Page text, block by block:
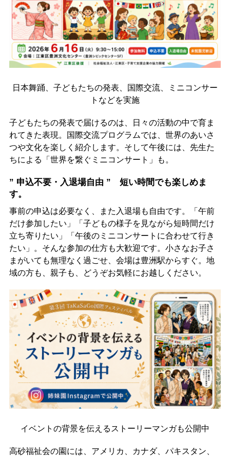
日本舞踊、子どもたちの発表、国際交流、ミニコンサー
トなどを実施
子どもたちの発表で届けるのは、日々の活動の中で育ま
れてきた表現。国際交流プログラムでは、世界のあいさ
つや文化を楽しく紹介します。そして午後には、先生た
ちによる「世界を繋ぐミニコンサート」も。
” 申込不要・入退場自由 ” 短い時間でも楽しめま
す。
事前の申込は必要なく、また入退場も自由です。「午前
だけ参加したい」「子どもの様子を見ながら短時間だけ
立ち寄りたい」「午後のミニコンサートに合わせて行き
たい」。そんな参加の仕方も大歓迎です。小さなお子さ
まがいても無理なく過ごせ、会場は豊洲駅からすぐ。地
域の方も、親子も、どうぞお気軽にお越しください。
イベントの背景を伝えるストーリーマンガも公開中
高砂福祉会の園には、アメリカ、カナダ、パキスタン、